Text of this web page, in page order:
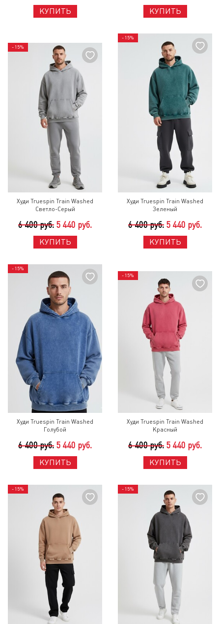
КУПИТЬ КУПИТЬ
- 15%
Худи Truespin Train Washed
Светло-Серый
6 400 руб. 5 440 руб.
КУПИТЬ
- 15%
Худи Truespin Train Washed
Зеленый
6 400 руб. 5 440 руб.
КУПИТЬ
- 15%
Худи Truespin Train Washed
Голубой
6 400 руб. 5 440 руб.
КУПИТЬ
- 15%
Худи Truespin Train Washed
Красный
6 400 руб. 5 440 руб.
КУПИТЬ
- 15% - 15%